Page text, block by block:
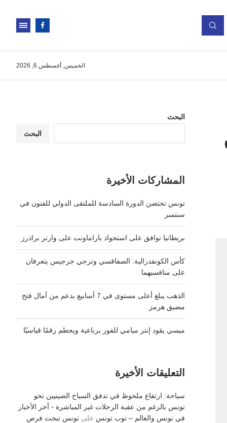
الخميس, أغسطس 6, 2026
البحث
البحث
المشاركات الأخيرة
تونس تحتضن الدورة السادسة للملتقى الدولي للفنون في
سبتمبر
بريطانيا توافق على استحواذ باراماونت على وارنر براذرز
كأس الكونفدرالية: الصفاقسي وترجي جرجيس يتعرفان
على منافسيهما
الذهب يبلغ أعلى مستوى في 7 أسابيع بدعم من آمال فتح
مضيق هرمز
ميسي يقود إنتر ميامي للفوز برباعية ويحطم رقمًا قياسيًا
التعليقات الأخيرة
سياحة: ارتفاع ملحوظ في تدفق السياح الصينيين نحو
تونس بالرغم من عقبة الرحلات غير المباشرة - آخر الأخبار
في تونس والعالم – توب تونس علىتونس تبحث فرص